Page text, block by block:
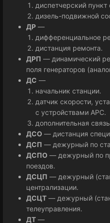
диспетчерский пункт
дизель-подвижной
ДР —
дифференциальное
дистанция ремонта.
ДРП — динамический
поля генераторов
ДС —
начальник станции.
датчик скорости,
с устройствами АРС.
дополнительная
ДСО — дистанция
ДСП — дежурный по
ДСПО — дежурный по
поездов.
ДСЦП — дежурный
централизации.
ДСЦТ — дежурный
телеуправления.
ДТ —